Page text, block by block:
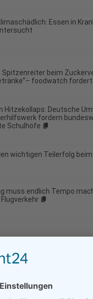
Essen in
beim
foodwatch
Hitzekollaps: Deutsche
fordern
Schulhöfe
wichtigen Teilerfolg
muss endlich Tempo